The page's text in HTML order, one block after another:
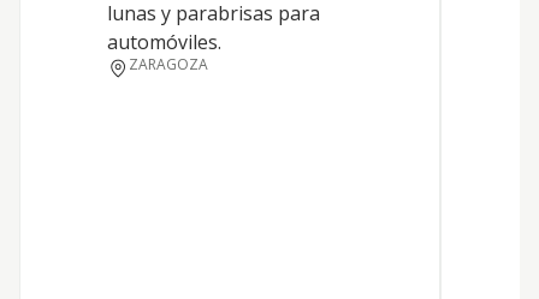
lunas y parabrisas para
automóviles.
ZARAGOZA